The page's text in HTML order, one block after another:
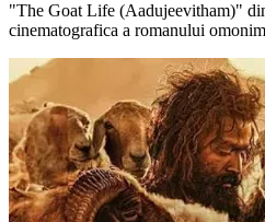
"The Goat Life (Aadujeevitham)"
cinematografica a romanului